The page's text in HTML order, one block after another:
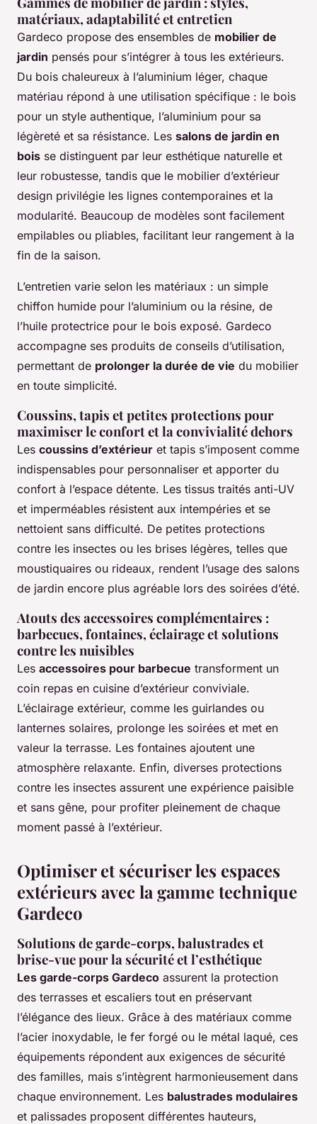
matériaux, adaptabilité et entretien
Gardeco propose des ensembles de mobilier de
jardin pensés pour s’intégrer à tous les extérieurs.
Du bois chaleureux à l’aluminium léger, chaque
matériau répond à une utilisation spécifique : le bois
pour un style authentique, l’aluminium pour sa
légèreté et sa résistance. Les salons de jardin en
bois se distinguent par leur esthétique naturelle et
leur robustesse, tandis que le mobilier d’extérieur
design privilégie les lignes contemporaines et la
modularité. Beaucoup de modèles sont facilement
empilables ou pliables, facilitant leur rangement à la
fin de la saison.
L’entretien varie selon les matériaux : un simple
chiffon humide pour l’aluminium ou la résine, de
l’huile protectrice pour le bois exposé. Gardeco
accompagne ses produits de conseils d’utilisation,
permettant de prolonger la durée de vie du mobilier
en toute simplicité.
Coussins, tapis et petites protections pour
maximiser le confort et la convivialité dehors
Les coussins d’extérieur et tapis s’imposent comme
indispensables pour personnaliser et apporter du
confort à l’espace détente. Les tissus traités anti-UV
et imperméables résistent aux intempéries et se
nettoient sans difficulté. De petites protections
contre les insectes ou les brises légères, telles que
moustiquaires ou rideaux, rendent l’usage des salons
de jardin encore plus agréable lors des soirées d’été.
Atouts des accessoires complémentaires :
barbecues, fontaines, éclairage et solutions
contre les nuisibles
Les accessoires pour barbecue transforment un
coin repas en cuisine d’extérieur conviviale.
L’éclairage extérieur, comme les guirlandes ou
lanternes solaires, prolonge les soirées et met en
valeur la terrasse. Les fontaines ajoutent une
atmosphère relaxante. Enfin, diverses protections
contre les insectes assurent une expérience paisible
et sans gêne, pour profiter pleinement de chaque
moment passé à l’extérieur.
Optimiser et sécuriser les espaces
extérieurs avec la gamme technique
Gardeco
Solutions de garde-corps, balustrades et
brise-vue pour la sécurité et l’esthétique
Les garde-corps Gardeco assurent la protection
des terrasses et escaliers tout en préservant
l’élégance des lieux. Grâce à des matériaux comme
l’acier inoxydable, le fer forgé ou le métal laqué, ces
équipements répondent aux exigences de sécurité
des familles, mais s’intègrent harmonieusement dans
chaque environnement. Les balustrades modulaires
et palissades proposent différentes hauteurs,